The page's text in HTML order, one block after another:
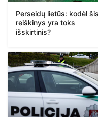
Perseidų lietūs: kodėl šis
reiškinys yra toks
išskirtinis?